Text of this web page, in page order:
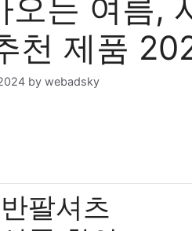
오는 여름,
천 제품
by webadsky
팔셔츠